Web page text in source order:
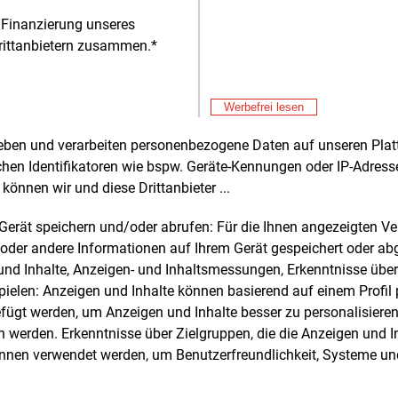
unseres
zusammen.*
Werbefrei lesen
und verarbeiten personenbezogene Daten auf unseren
Identifikatoren wie bspw. Geräte-Kennungen oder IP-
wir und diese Drittanbieter ...
speichern und/oder abrufen: Für die Ihnen angezeigten
andere Informationen auf Ihrem Gerät gespeichert oder
Inhalte, Anzeigen- und Inhaltsmessungen, Erkenntnisse
Anzeigen und Inhalte können basierend auf einem Profil
werden, um Anzeigen und Inhalte besser zu
werden. Erkenntnisse über Zielgruppen, die die Anzeigen und
verwendet werden, um Benutzerfreundlichkeit, Systeme
Arbeitsplätze. Dort wurden
seit Januar 2026 deutliche
der insgesamt in der Industrie
Energie. Größter Verbraucher
Chemie mit einem Anteil von 27,9
vor der Metallerzeugung und -
(23,7 Prozent) und der
(10,7 Prozent). Die
Energieträger waren Erdgas mit
guten Viertel (26,3 Prozent), Mineralöl
Prozent), Kohle (18,1 Prozent) sowie
(15,2 Prozent).
E&M
E&M
E&M
E&M